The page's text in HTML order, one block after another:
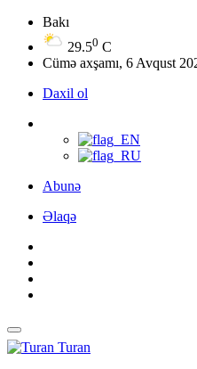
Bakı
29.50 C
Cümə axşamı, 6 Avqust
Daxil ol
Abunə
Əlaqə
Turan